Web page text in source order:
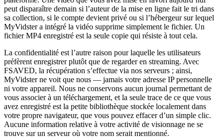
peut disparaître demain si l’auteur de la mise en ligne fait le tri dans
sa collection, si le compte devient privé ou si l’hébergeur sur lequel
MyVidster a intégré la vidéo supprime simplement le fichier. Un
fichier MP4 enregistré est la seule copie qui résiste à tout cela.
La confidentialité est l’autre raison pour laquelle les utilisateurs
préfèrent enregistrer plutôt que de regarder en streaming. Avec
FSAVED, la récupération s’effectue via nos serveurs ; ainsi,
MyVidster ne voit que nous — jamais votre adresse IP personnelle
ni votre appareil. Nous ne conservons aucun journal permettant de
vous associer à un téléchargement, et la seule trace de ce que vous
avez enregistré est la petite bibliothèque stockée localement dans
votre propre navigateur, que vous pouvez effacer d’un simple clic.
Aucune information relative à votre activité de visionnage ne se
trouve sur un serveur où votre nom serait mentionné.